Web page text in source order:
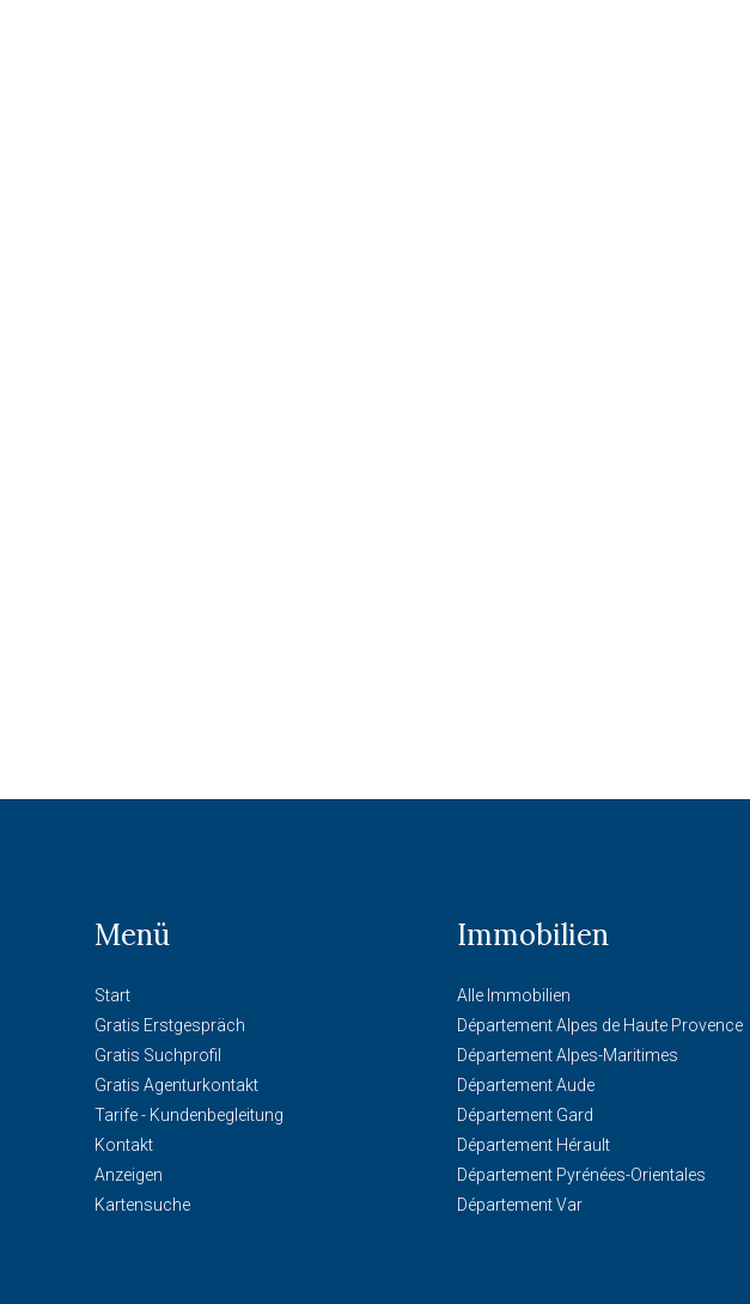
Menü
Start
Gratis Erstgespräch
Gratis Suchprofil
Gratis Agenturkontakt
Tarife - Kundenbegleitung
Kontakt
Anzeigen
Kartensuche
Immobilien
Alle Immobilien
Département Alpes de Haute Provence
Département Alpes-Maritimes
Département Aude
Département Gard
Département Hérault
Département Pyrénées-Orientales
Département Var